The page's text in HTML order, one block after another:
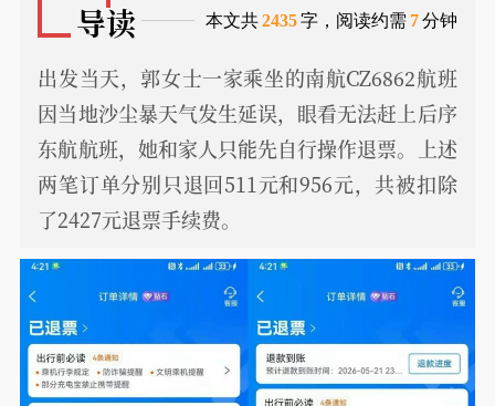
导读 本文共2435字，阅读约需 7分钟
出发当天，郭女士一家乘坐的南航CZ6862航班
因当地沙尘暴天气发生延误，眼看无法赶上后序
东航航班，她和家人只能先自行操作退票。上述
两笔订单分别只退回511元和956元，共被扣除
了2427元退票手续费。